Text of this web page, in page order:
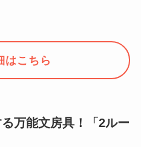
はこちら
万能文房具！「2ルー